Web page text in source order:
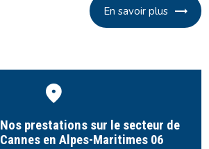
En savoir plus
Nos prestations sur le secteur de
Cannes en Alpes-Maritimes 06